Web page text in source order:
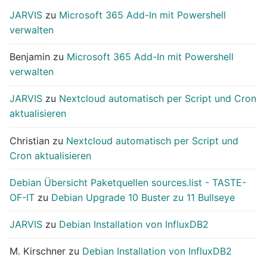
JARVIS zu Microsoft 365 Add-In mit Powershell
verwalten
Benjamin zu Microsoft 365 Add-In mit Powershell
verwalten
JARVIS zu Nextcloud automatisch per Script und Cron
aktualisieren
Christian zu Nextcloud automatisch per Script und
Cron aktualisieren
Debian Übersicht Paketquellen sources.list - TASTE-
OF-IT zu Debian Upgrade 10 Buster zu 11 Bullseye
JARVIS zu Debian Installation von InfluxDB2
M. Kirschner zu Debian Installation von InfluxDB2